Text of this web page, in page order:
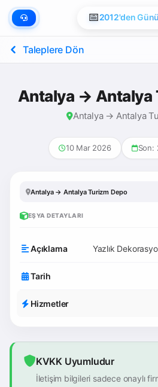
📅2012'den
Taleplere Dön
Antalya → Antalya
Antalya → Antalya
10 Mar 2026 Son:
Antalya → Antalya Turizm Depo
EŞYA DETAYLARI
Açıklama Yazlık
Tarih
Hizmetler
KVKK Uyumludur
İletişim bilgileri sadece onaylı